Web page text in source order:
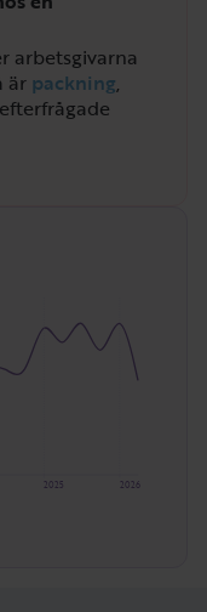
arbetsgivarna
är packning,
2026
2025